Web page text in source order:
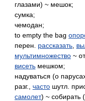
глазами) ~ мешок;
сумка;
чемодан;
to empty the bag
перен. рассказать
мультимножество ~
висеть мешком;
надуваться (о
разг., часто шутл.
самолет) ~ собирать